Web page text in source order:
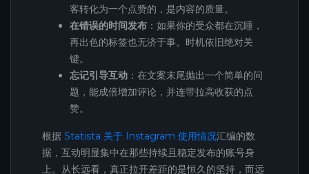
客转化为一个点赞的，是内容的质量。
在错误的时间发布 ：如果你的受众都在沉睡，
再出色的标签也无济于事。时机依旧绝对关
键。
忘记引导互动 ：在文案末尾抛出一个简单的问
题，能成倍增加评论，并连带拉高收获的点
赞。
根据 Statista 关于 Instagram 使用情况汇编的数
据，互动明显集中在那些持续且稳定发布的账号身
上。从长远看，真正拉开差距的是恒久的坚持，而远